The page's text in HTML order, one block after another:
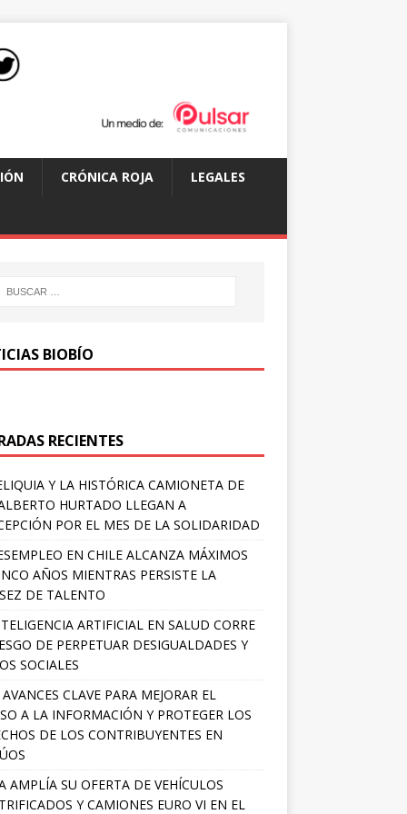
CRÓNICA ROJA LEGALES
BIOBÍO
RECIENTES
Y LA HISTÓRICA CAMIONETA DE
HURTADO LLEGAN A
POR EL MES DE LA SOLIDARIDAD
EN CHILE ALCANZA MÁXIMOS
AÑOS MIENTRAS PERSISTE LA
DE TALENTO
ARTIFICIAL EN SALUD CORRE
DE PERPETUAR DESIGUALDADES Y
SOCIALES
CLAVE PARA MEJORAR EL
A LA INFORMACIÓN Y PROTEGER LOS
DE LOS CONTRIBUYENTES EN
AMPLÍA SU OFERTA DE VEHÍCULOS
Y CAMIONES EURO VI EN EL